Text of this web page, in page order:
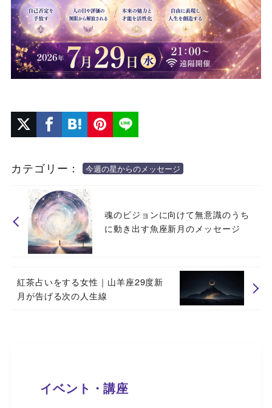
カテゴリー： 今週の星からのメッセージ
魂のビジョンに向けて無意識のうち
に動き出す魚座新月のメッセージ
紅茶占いをする女性｜山羊座29度新
月が告げる次の人生線
イベント・講座